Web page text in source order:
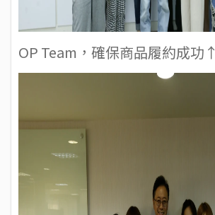
OP Team，確保商品履約成功↑